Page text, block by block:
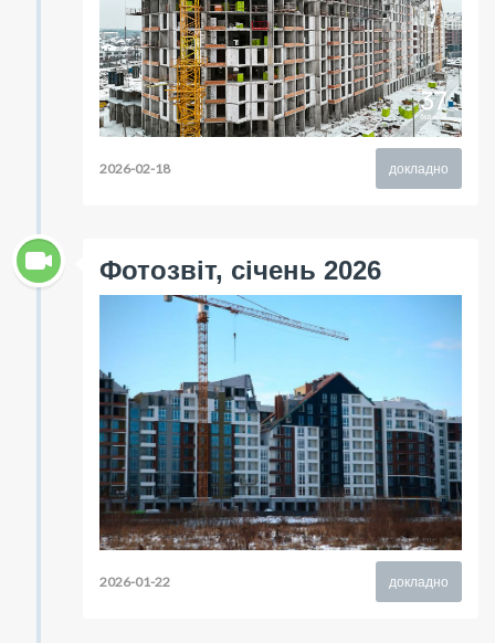
докладно
2026-02-18
Фотозвіт, січень 2026
докладно
2026-01-22